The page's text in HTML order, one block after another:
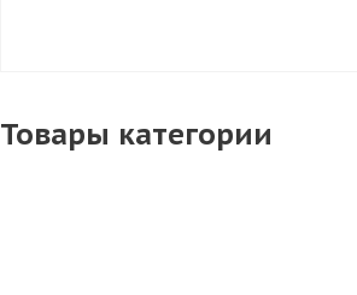
Товары категории